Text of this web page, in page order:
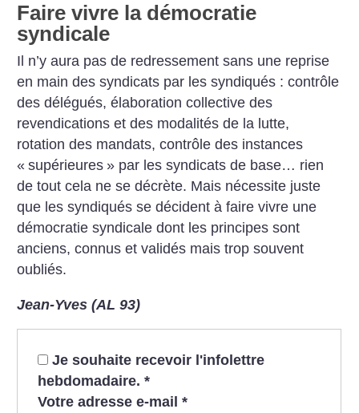
Faire vivre la démocratie
syndicale
Il n’y aura pas de redressement sans une reprise
en main des syndicats par les syndiqués : contrôle
des délégués, élaboration collective des
revendications et des modalités de la lutte,
rotation des mandats, contrôle des instances
« supérieures » par les syndicats de base… rien
de tout cela ne se décrète. Mais nécessite juste
que les syndiqués se décident à faire vivre une
démocratie syndicale dont les principes sont
anciens, connus et validés mais trop souvent
oubliés.
Jean-Yves (AL 93)
Je souhaite recevoir l'infolettre
hebdomadaire. *
Votre adresse e-mail *